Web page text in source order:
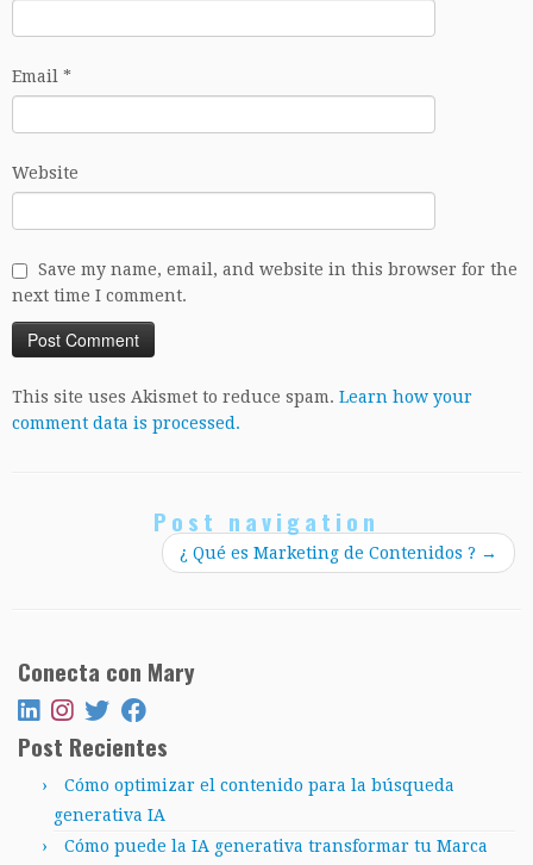
Email *
Website
Save my name, email, and website in this browser for the
next time I comment.
This site uses Akismet to reduce spam. Learn how your
comment data is processed.
Post navigation
¿ Qué es Marketing de Contenidos ? →
Conecta con Mary
Post Recientes
Cómo optimizar el contenido para la búsqueda
generativa IA
Cómo puede la IA generativa transformar tu Marca